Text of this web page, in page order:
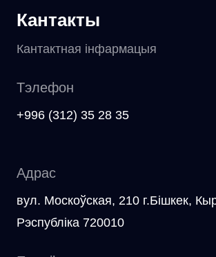
Кантакты
Кантактная інфармацыя
Тэлефон
+996 (312) 35 28 35
Адрас
вул. Москоўская, 210 г.Бішкек,
Рэспубліка 720010